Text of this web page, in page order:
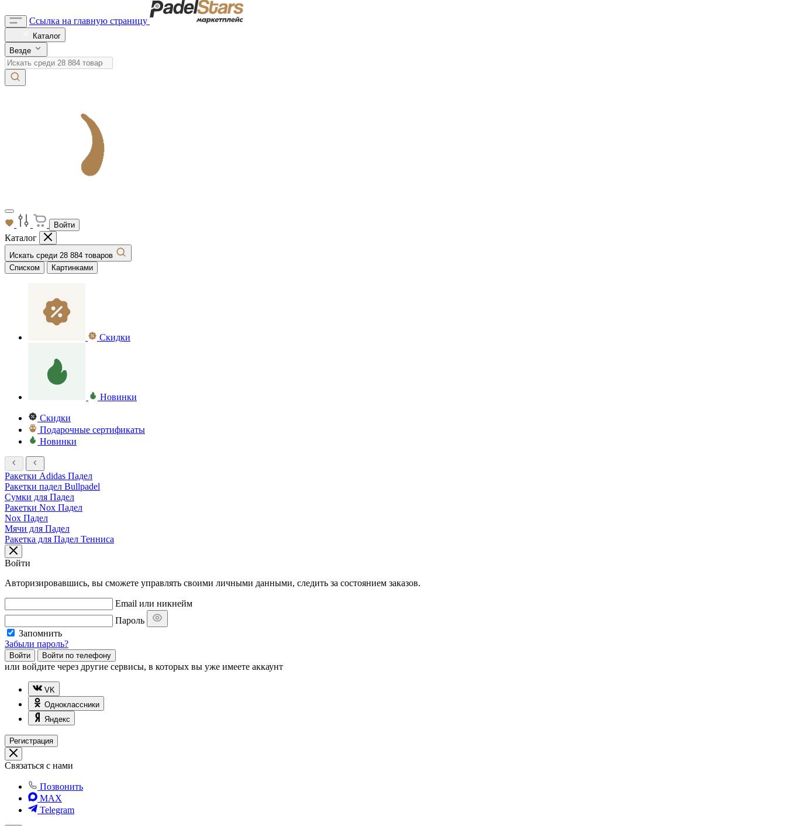
Ссылка на главную страницу
Каталог
Везде
Войти
Каталог
Искать среди 28 884 товаров
Списком
Картинками
Скидки
Новинки
Скидки
Подарочные сертификаты
Новинки
Ракетки Adidas Падел
Ракетки падел Bullpadel
Сумки для Падел
Ракетки Nox Падел
Nox Падел
Мячи для Падел
Ракетка для Падел Тенниса
Войти
Авторизировавшись, вы сможете управлять своими личными данными, следить за состоянием заказов.
Email или никнейм
Пароль
Запомнить
Забыли пароль?
Войти Войти по телефону
или войдите через другие сервисы, в которых вы уже имеете аккаунт
VK
Одноклассники
Яндекс
Регистрация
Связаться с нами
Позвонить
MAX
Telegram